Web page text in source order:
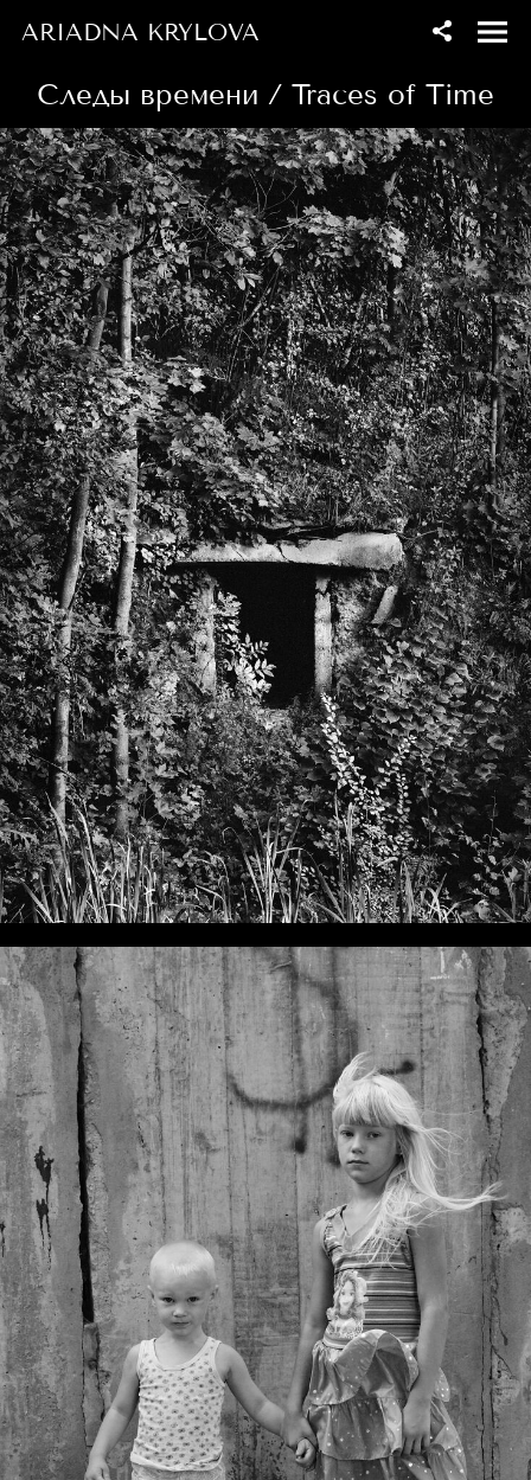
ARIADNA KRYLOVA
Следы времени / Traces of Time